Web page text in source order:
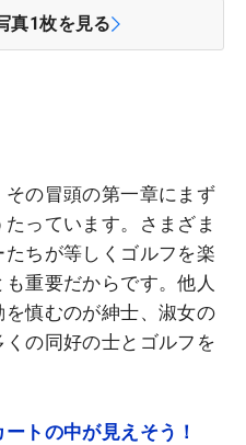
真1枚を見る
の冒頭の第一章にまず
たっています。さまざま
ちが等しくゴルフを楽
重要だからです。他人
慎むのが紳士、淑女の
の同好の士とゴルフを
トの中が見えそう！